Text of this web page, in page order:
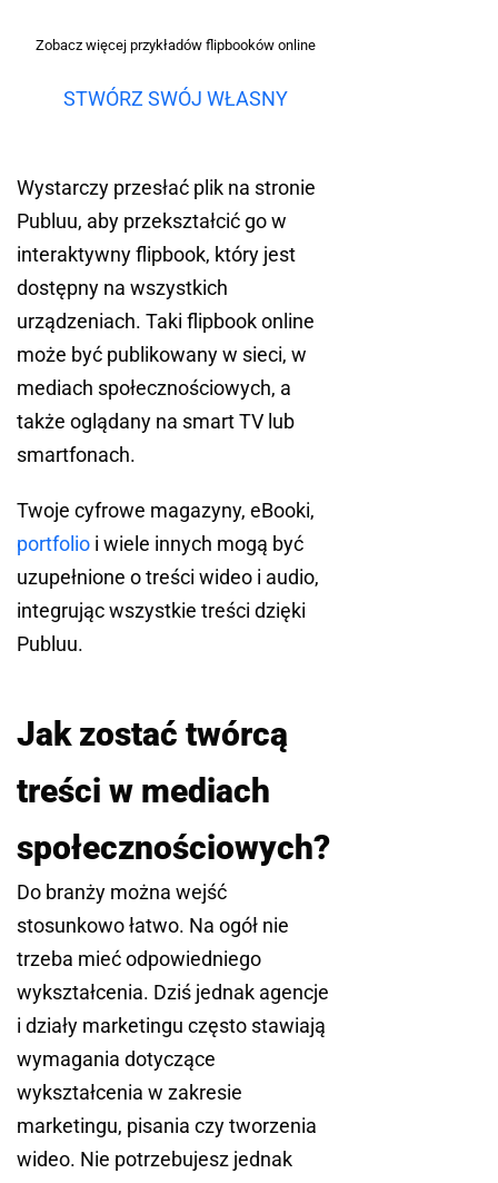
Zobacz więcej przykładów flipbooków online
STWÓRZ SWÓJ WŁASNY
Wystarczy przesłać plik na stronie
Publuu, aby przekształcić go w
interaktywny flipbook, który jest
dostępny na wszystkich
urządzeniach. Taki flipbook online
może być publikowany w sieci, w
mediach społecznościowych, a
także oglądany na smart TV lub
smartfonach.
Twoje cyfrowe magazyny, eBooki,
portfolio i wiele innych mogą być
uzupełnione o treści wideo i audio,
integrując wszystkie treści dzięki
Publuu.
Jak zostać twórcą
treści w mediach
społecznościowych?
Do branży można wejść
stosunkowo łatwo. Na ogół nie
trzeba mieć odpowiedniego
wykształcenia. Dziś jednak agencje
i działy marketingu często stawiają
wymagania dotyczące
wykształcenia w zakresie
marketingu, pisania czy tworzenia
wideo. Nie potrzebujesz jednak